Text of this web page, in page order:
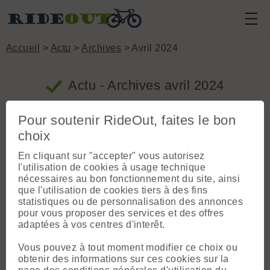
Accueil > Actu > Archives > Avril 2024
Actu - Archives avril 2024
2 votes
Giro 2024, les étapes au format GPX !
www.visugpx.com ::
3 commentaires
courses
21 étapes, 6 plates, 6 vallonnées, 7
montagneuses et 2 CLM, toutes les étapes du
Giro 2024 (du 6 au 24 mai), c'est par ici»
étape par étape
Pour soutenir RideOut, faites le bon
choix
En cliquant sur "accepter" vous autorisez
l'utilisation de cookies à usage technique
nécessaires au bon fonctionnement du site, ainsi
que l'utilisation de cookies tiers à des fins
statistiques ou de personnalisation des annonces
pour vous proposer des services et des offres
adaptées à vos centres d'interêt.
Vous pouvez à tout moment modifier ce choix ou
obtenir des informations sur ces cookies sur la